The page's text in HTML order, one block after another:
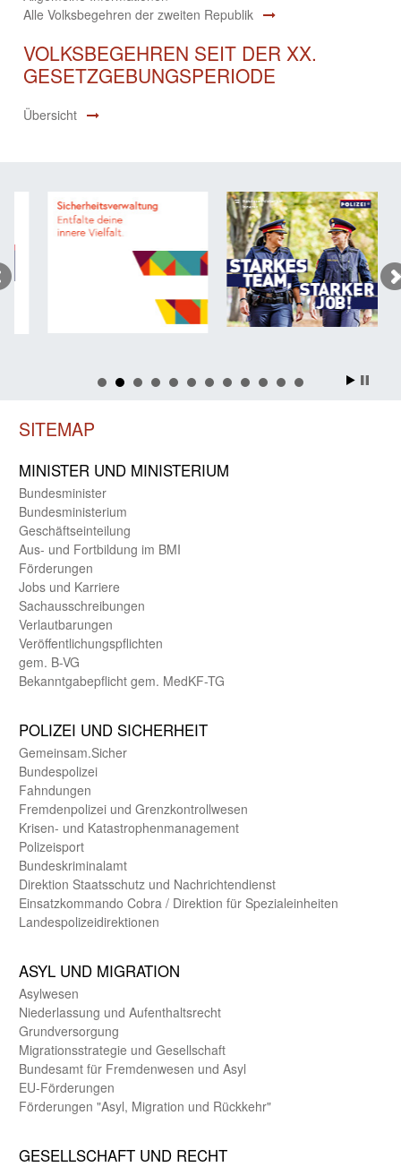
Alle Volksbegehren der zweiten Republik
VOLKSBEGEHREN SEIT DER XX.
GESETZGEBUNGSPERIODE
Übersicht
SITEMAP
MINISTER UND MINIST­ERIUM
Bundes­minister
Bundes­ministerium
Geschäfts­einteilung
Aus- und Fortbildung im BMI
Förderungen
Jobs und Karriere
Sachaus­schreibungen
Verlautbarungen
Veröffentlichungspflichten
gem. B-VG
Bekanntgabepflicht gem. MedKF-TG
POLIZEI UND SICHER­HEIT
Gemein­sam.Sicher
Bundes­polizei
Fahndungen
Fremdenpolizei und Grenzkontrollwesen
Krisen- und Katastrophen­management
Polizeisport
Bundes­kriminal­amt
Direktion Staats­schutz und Nach­richten­dienst
Einsatz­kommando Cobra / Direktion für Spezialeinheiten
Landes­polizei­direk­tionen
ASYL UND MIGRA­TION
Asyl­wesen
Nieder­lassung und Aufent­halts­recht
Grund­versorgung
Migrations­strategie und Gesell­schaft
Bundes­amt für Fremden­wesen und Asyl
EU-Förde­rungen
Förderungen "Asyl, Migration und Rückkehr"
GE­SELL­SCHAFT UND RECHT